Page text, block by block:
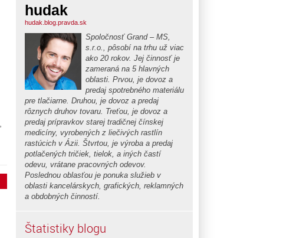
hudak
hudak.blog.pravda.sk
Spoločnosť Grand – MS,
s.r.o., pôsobí na trhu už viac
ako 20 rokov. Jej činnosť je
zameraná na 5 hlavných
oblasti. Prvou, je dovoz a
predaj spotrebného materiálu
pre tlačiarne. Druhou, je dovoz a predaj
rôznych druhov tovaru. Treťou, je dovoz a
predaj prípravkov starej tradičnej čínskej
medicíny, vyrobených z liečivých rastlín
rastúcich v Ázii. Štvrtou, je výroba a predaj
potlačených tričiek, tielok, a iných častí
odevu, vrátane pracovných odevov.
Poslednou oblasťou je ponuka služieb v
oblasti kancelárskych, grafických, reklamných
a obdobných činností.
Štatistiky blogu